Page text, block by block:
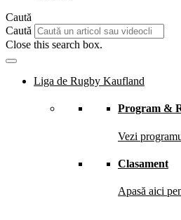
Caută
Caută
Close this search box.
Liga de Rugby Kaufland
Program &
Vezi
Clasament
Apasă aici